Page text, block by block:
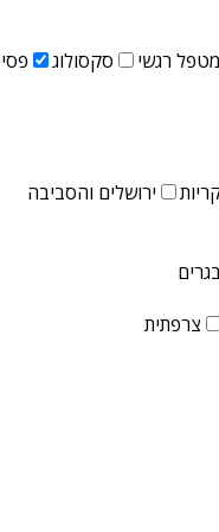
מטפל רגשי סקסולוג
ירושלים והסביבה
צרפתית